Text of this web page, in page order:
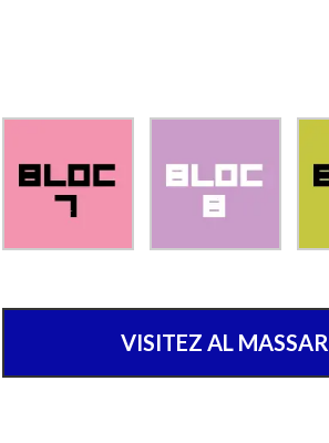
VISITEZ AL MASSAR